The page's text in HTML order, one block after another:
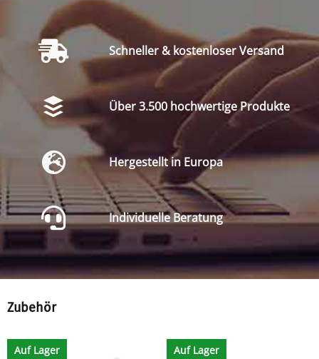
Schneller & kostenloser Versand
Über 3.500 hochwertige Produkte
Hergestellt in Europa
Individuelle Beratung
Zubehör
Auf Lager Auf Lager